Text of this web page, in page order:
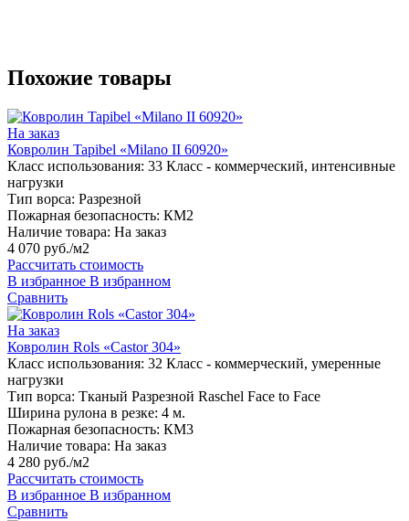
Похожие товары
На заказ
Ковролин Tapibel «Milano II 60920»
Класс использования: 33 Класс - коммерческий, интенсивные
нагрузки
Тип ворса: Разрезной
Пожарная безопасность: КМ2
Наличие товара: На заказ
4 070 руб./м2
Рассчитать стоимость
В избранное В избранном
Сравнить
На заказ
Ковролин Rols «Castor 304»
Класс использования: 32 Класс - коммерческий, умеренные
нагрузки
Тип ворса: Тканый Разрезной Raschel Face to Face
Ширина рулона в резке: 4 м.
Пожарная безопасность: КМ3
Наличие товара: На заказ
4 280 руб./м2
Рассчитать стоимость
В избранное В избранном
Сравнить